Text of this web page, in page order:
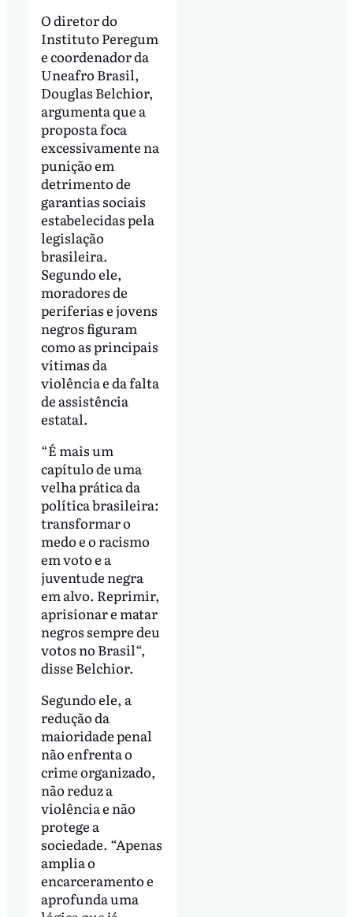
O diretor do
Instituto Peregum
e coordenador da
Uneafro Brasil,
Douglas Belchior,
argumenta que a
proposta foca
excessivamente na
punição em
detrimento de
garantias sociais
estabelecidas pela
legislação
brasileira.
Segundo ele,
moradores de
periferias e jovens
negros figuram
como as principais
vítimas da
violência e da falta
de assistência
estatal.
“É mais um
capítulo de uma
velha prática da
política brasileira:
transformar o
medo e o racismo
em voto e a
juventude negra
em alvo. Reprimir,
aprisionar e matar
negros sempre deu
votos no Brasil“,
disse Belchior.
Segundo ele, a
redução da
maioridade penal
não enfrenta o
crime organizado,
não reduz a
violência e não
protege a
sociedade. “Apenas
amplia o
encarceramento e
aprofunda uma